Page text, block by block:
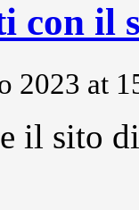
con il
2023 at
il sito